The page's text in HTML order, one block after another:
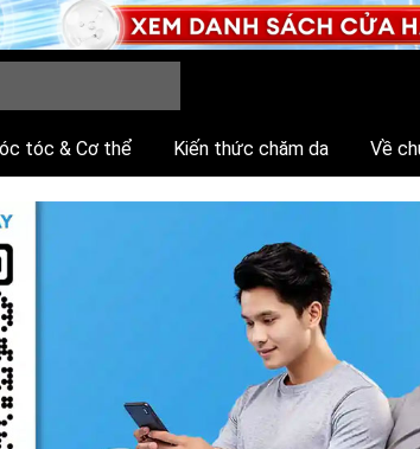
tóc & Cơ thể Kiến thức chăm da Về